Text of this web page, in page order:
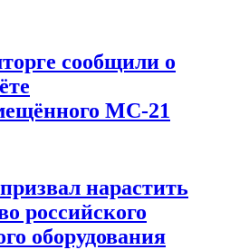
сообщили о
МС-21
нарастить
российского
оборудования